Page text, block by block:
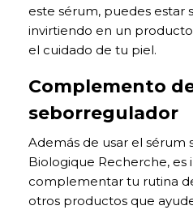
este sérum, puedes estar
invirtiendo en un
el cuidado de tu piel.
Complemento
seborregulador
Además de usar el sérum
Biologique Recherche,
complementar tu rutina
otros productos que